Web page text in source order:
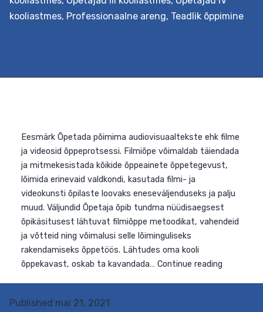
kooliastmes, Professionaalne areng, Teadlik õppimine
Published mai 21, 2021